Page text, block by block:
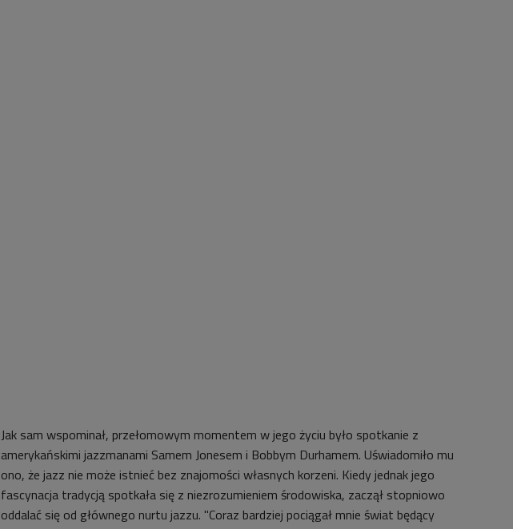
Jak sam wspominał, przełomowym momentem w jego życiu było spotkanie z
amerykańskimi jazzmanami Samem Jonesem i Bobbym Durhamem. Uświadomiło mu
ono, że jazz nie może istnieć bez znajomości własnych korzeni. Kiedy jednak jego
fascynacja tradycją spotkała się z niezrozumieniem środowiska, zaczął stopniowo
oddalać się od głównego nurtu jazzu. "Coraz bardziej pociągał mnie świat będący